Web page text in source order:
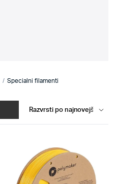
Specialni filamenti